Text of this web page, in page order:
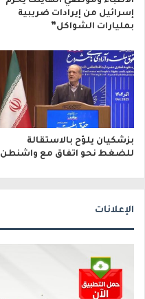
إسرائيل من إيرادات ضريبية
بمليارات الشواكل”
بزشكيان يلوّح بالاستقالة
للضغط نحو اتفاق مع واشنطن
الإعلانات